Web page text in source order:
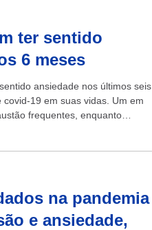
ter sentido
6 meses
ansiedade nos últimos seis
19 em suas vidas. Um em
frequentes, enquanto
na pandemia
e ansiedade,